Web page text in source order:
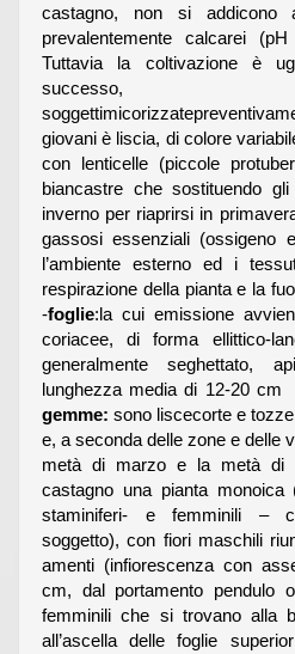
castagno, non si addicono
prevalentemente calcarei
Tuttavia la coltivazione è
successo,
giovani è liscia, di colore
con lenticelle (piccole
biancastre che sostituendo
inverno per riaprirsi in
gassosi essenziali (ossigeno
l’ambiente esterno ed i
respirazione della pianta e la
-foglie:la cui emissione
coriacee, di forma ellittico-
generalmente seghettato,
lunghezza media di 12-20
gemme: sono liscecorte e
e, a seconda delle zone e delle
metà di marzo e la metà di
castagno una pianta
staminiferi- e femminili –
soggetto), con fiori maschili
amenti (infiorescenza con
cm, dal portamento pendulo
femminili che si trovano alla
all’ascella delle foglie